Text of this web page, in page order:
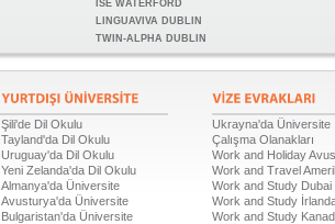
ISE WATERFORD
LINGUAVIVA DUBLIN
TWIN-ALPHA DUBLIN
Şili'de Dil Okulu
Tayland'da Dil Okulu
Uruguay'da Dil Okulu
Yeni Zelanda'da Dil Okulu
Almanya'da Üniversite
Avusturya'da Üniversite
Bulgaristan'da Üniversite
Ukrayna'da Üniversite
Çalışma Olanakları
Work and Holiday
Work and Travel
Work and Study Dubai
Work and Study
Work and Study